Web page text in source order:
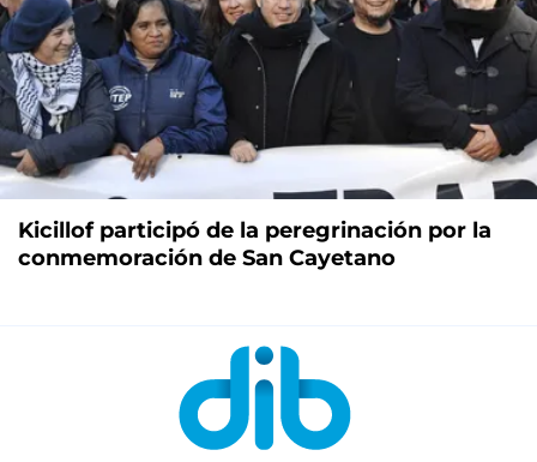
Kicillof participó de la peregrinación por la
conmemoración de San Cayetano